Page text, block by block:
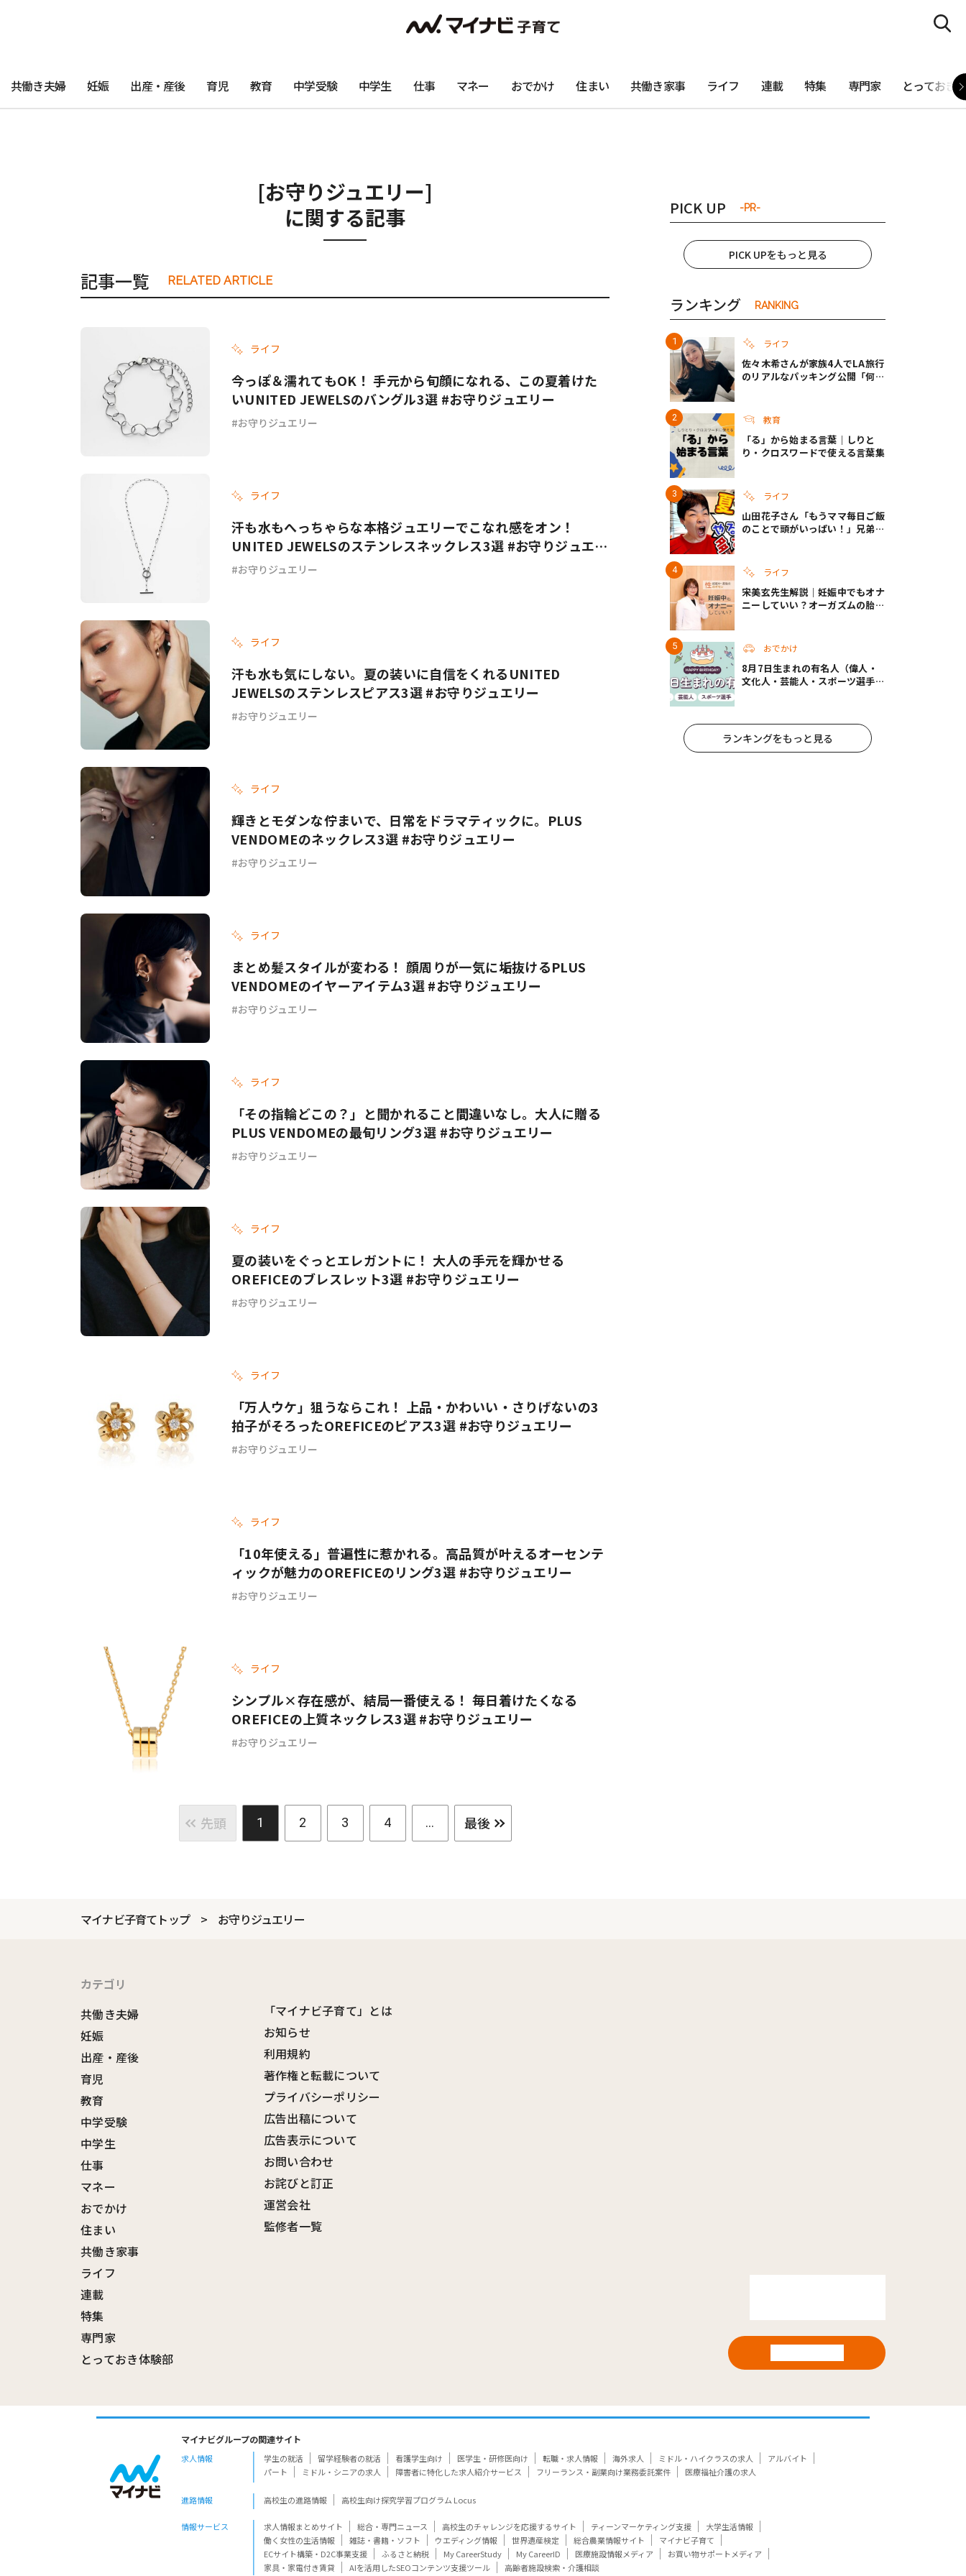
#ワンオペ育児 #共働き夫婦 #産休 #育休
#渡邊大地の令和的ワーパパ道 #ベビーニュース
共働き夫婦 妊娠 出産・産後 育児 教育 中学受験 中学生 仕事 マネー おでかけ 住まい 共働き家事 ライフ 連載 特集 専門家 とっておき
[お守りジュエリー]
に関する記事
記事一覧 RELATED ARTICLE
ライフ
今っぽ＆濡れてもOK！ 手元から旬顔になれる、この夏着けた
いUNITED JEWELSのバングル3選 #お守りジュエリー
お守りジュエリー
ライフ
汗も水もへっちゃらな本格ジュエリーでこなれ感をオン！
UNITED JEWELSのステンレスネックレス3選 #お守りジュエリ
ーお守りジュエリー
ライフ
汗も水も気にしない。夏の装いに自信をくれるUNITED
JEWELSのステンレスピアス3選 #お守りジュエリー
お守りジュエリー
ライフ
輝きとモダンな佇まいで、日常をドラマティックに。PLUS
VENDOMEのネックレス3選 #お守りジュエリー
お守りジュエリー
ライフ
まとめ髪スタイルが変わる！ 顔周りが一気に垢抜けるPLUS
VENDOMEのイヤーアイテム3選 #お守りジュエリー
お守りジュエリー
ライフ
「その指輪どこの？」と聞かれること間違いなし。大人に贈る
PLUS VENDOMEの最旬リング3選 #お守りジュエリー
お守りジュエリー
ライフ
夏の装いをぐっとエレガントに！ 大人の手元を輝かせる
OREFICEのブレスレット3選 #お守りジュエリー
お守りジュエリー
ライフ
「万人ウケ」狙うならこれ！ 上品・かわいい・さりげないの3
拍子がそろったOREFICEのピアス3選 #お守りジュエリー
お守りジュエリー
ライフ
「10年使える」普遍性に惹かれる。高品質が叶えるオーセンテ
ィックが魅力のOREFICEのリング3選 #お守りジュエリー
お守りジュエリー
ライフ
シンプル×存在感が、結局一番使える！ 毎日着けたくなる
OREFICEの上質ネックレス3選 #お守りジュエリー
お守りジュエリー
先頭 1 2 3 4 ... 最後
PICK UP -PR-
PICK UPをもっと見る
ランキング RANKING
ライフ
佐々木希さんが家族4人でLA旅行
のリアルなパッキング公開「何が
教育
「る」から始まる言葉｜しりと
り・クロスワードで使える言葉集
ライフ
山田花子さん「もうママ毎日ご飯
のことで頭がいっぱい！」兄弟夏
ライフ
宋美玄先生解説｜妊娠中でもオナ
ニーしていい？オーガズムの胎児
おでかけ
8月7日生まれの有名人（偉人・
文化人・芸能人・スポーツ選手・
ランキングをもっと見る
マイナビ子育てトップ お守りジュエリー
カテゴリ
共働き夫婦
妊娠
出産・産後
育児
教育
中学受験
中学生
仕事
マネー
おでかけ
住まい
共働き家事
ライフ
連載
特集
専門家
とっておき体験部
「マイナビ子育て」とは
お知らせ
利用規約
著作権と転載について
プライバシーポリシー
広告出稿について
広告表示について
お問い合わせ
お詫びと訂正
運営会社
監修者一覧
マイナビグループの関連サイト
求人情報 学生の就活 留学経験者の就活 看護学生向け 医学生・研修医向け 転職・求人情報 海外求人 ミドル・ハイクラスの求人
アルバイト
パート
ミドル・シニアの求人 障害者に特化した求人紹介サービス フリーランス・副業向け業務委託案件 医療福祉介護の求人
進路情報 高校生の進路情報 高校生向け探究学習プログラム Locus
情報サービス 求人情報まとめサイト 総合・専門ニュース 高校生のチャレンジを応援するサイト ティーンマーケティング支援
大学生活情報
働く女性の生活情報
雑誌・書籍・ソフト ウエディング情報 世界遺産検定 総合農業情報サイト
マイナビ子育て
ECサイト構築・D2C事業支援
ふるさと納税 My CareerStudy My CareerID 医療施設情報メディア
お買い物サポートメディア
家具・家電付き賃貸
AIを活用したSEOコンテンツ支援ツール 高齢者施設検索・介護相談